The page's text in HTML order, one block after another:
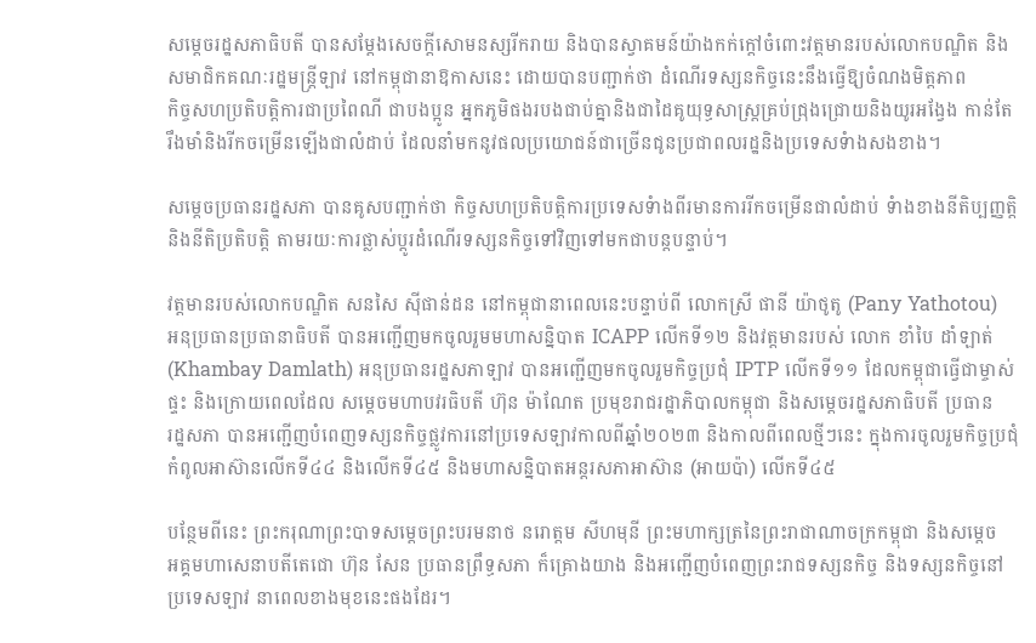
សម្តេចរដ្ឋសភាធិបតី បានសម្តែងសេចក្តីសោមនស្សរីករាយ និងបានស្វាគមន៍យ៉ាងកក់ក្តៅចំពោះវត្តមានរបស់លោកបណ្ឌិត និង
សមាជិកគណៈរដ្ឋមន្រ្តីឡាវ នៅកម្ពុជានាឱកាសនេះ ដោយបានបញ្ជាក់ថា ដំណើរទស្សនកិច្ចនេះនឹងធ្វើឱ្យចំណងមិត្តភាព
កិច្ចសហប្រតិបត្តិការជាប្រពៃណី ជាបងប្អូន អ្នកភូមិផងរបងជាប់គ្នានិងជាដៃគូយុទ្ធសាស្រ្តគ្រប់ជ្រុងជ្រោយនិងយូរអង្វែង កាន់តែ
រឹងមាំនិងរីកចម្រើនឡើងជាលំដាប់ ដែលនាំមកនូវផលប្រយោជន៍ជាច្រើនជូនប្រជាពលរដ្ឋនិងប្រទេសទំាងសងខាង។
សម្តេចប្រធានរដ្ឋសភា បានគូសបញ្ជាក់ថា កិច្ចសហប្រតិបត្តិការប្រទេសទំាងពីរមានការរីកចម្រើនជាលំដាប់ ទំាងខាងនីតិប្បញ្ញត្តិ
និងនីតិប្រតិបត្តិ តាមរយៈការផ្លាស់ប្តូរដំណើរទស្សនកិច្ចទៅវិញទៅមកជាបន្តបន្ទាប់។
វត្តមានរបស់លោកបណ្ឌិត សនសៃ ស៊ីផាន់ដន នៅកម្ពុជានាពេលនេះបន្ទាប់ពី លោកស្រី ផានី យ៉ាថូតូ (Pany Yathotou)
អនុប្រធានប្រធានាធិបតី បានអញ្ជើញមកចូលរួមមហាសន្និបាត ICAPP លើកទី១២ និងវត្តមានរបស់ លោក ខាំបៃ ដាំឡាត់
(Khambay Damlath) អនុប្រធានរដ្ឋសភាឡាវ បានអញ្ជើញមកចូលរួមកិច្ចប្រជុំ IPTP លើកទី១១ ដែលកម្ពុជាធ្វើជាម្ចាស់
ផ្ទះ និងក្រោយពេលដែល សម្តេចមហាបវរធិបតី ហ៊ុន ម៉ាណែត ប្រមុខរាជរដ្ឋាភិបាលកម្ពុជា និងសម្តេចរដ្ឋសភាធិបតី ប្រធាន
រដ្ឋសភា បានអញ្ជើញបំពេញទស្សនកិច្ចផ្លូវការនៅប្រទេសឡាវកាលពីឆ្នាំ២០២៣ និងកាលពីពេលថ្មីៗនេះ ក្នុងការចូលរួមកិច្ចប្រជុំ
កំពូលអាស៊ានលើកទី៤៤ និងលើកទី៤៥ និងមហាសន្និបាតអន្តរសភាអាស៊ាន (អាយប៉ា) លើកទី៤៥
បន្ថែមពីនេះ ព្រះករុណាព្រះបាទសម្ដេចព្រះបរមនាថ នរោត្តម សីហមុនី ព្រះមហាក្សត្រនៃព្រះរាជាណាចក្រកម្ពុជា និងសម្តេច
អគ្គមហាសេនាបតីតេជោ ហ៊ុន សែន ប្រធានព្រឹទ្ធសភា ក៏គ្រោងយាង និងអញ្ជើញបំពេញព្រះរាជទស្សនកិច្ច និងទស្សនកិច្ចនៅ
ប្រទេសឡាវ នាពេលខាងមុខនេះផងដែរ។